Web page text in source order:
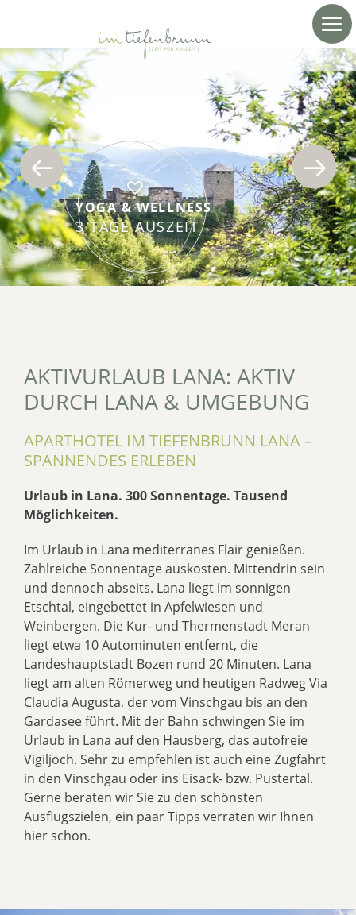
YOGA & WELLNESS
3 TAGE AUSZEIT
AKTIVURLAUB LANA: AKTIV
DURCH LANA & UMGEBUNG
APARTHOTEL IM TIEFENBRUNN LANA –
SPANNENDES ERLEBEN
Urlaub in Lana. 300 Sonnentage. Tausend
Möglichkeiten.
Im Urlaub in Lana mediterranes Flair genießen.
Zahlreiche Sonnentage auskosten. Mittendrin sein
und dennoch abseits. Lana liegt im sonnigen
Etschtal, eingebettet in Apfelwiesen und
Weinbergen. Die Kur- und Thermenstadt Meran
liegt etwa 10 Autominuten entfernt, die
Landeshauptstadt Bozen rund 20 Minuten. Lana
liegt am alten Römerweg und heutigen Radweg Via
Claudia Augusta, der vom Vinschgau bis an den
Gardasee führt. Mit der Bahn schwingen Sie im
Urlaub in Lana auf den Hausberg, das autofreie
Vigiljoch. Sehr zu empfehlen ist auch eine Zugfahrt
in den Vinschgau oder ins Eisack- bzw. Pustertal.
Gerne beraten wir Sie zu den schönsten
Ausflugszielen, ein paar Tipps verraten wir Ihnen
hier schon.